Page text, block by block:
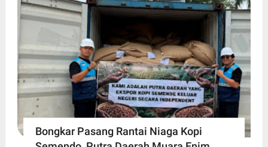
Bongkar Pasang Rantai Niaga Kopi